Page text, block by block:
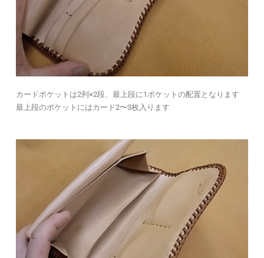
カードポケットは2列×2段、最上段に1ポケットの配置となります
最上段のポケットにはカード2〜3枚入ります